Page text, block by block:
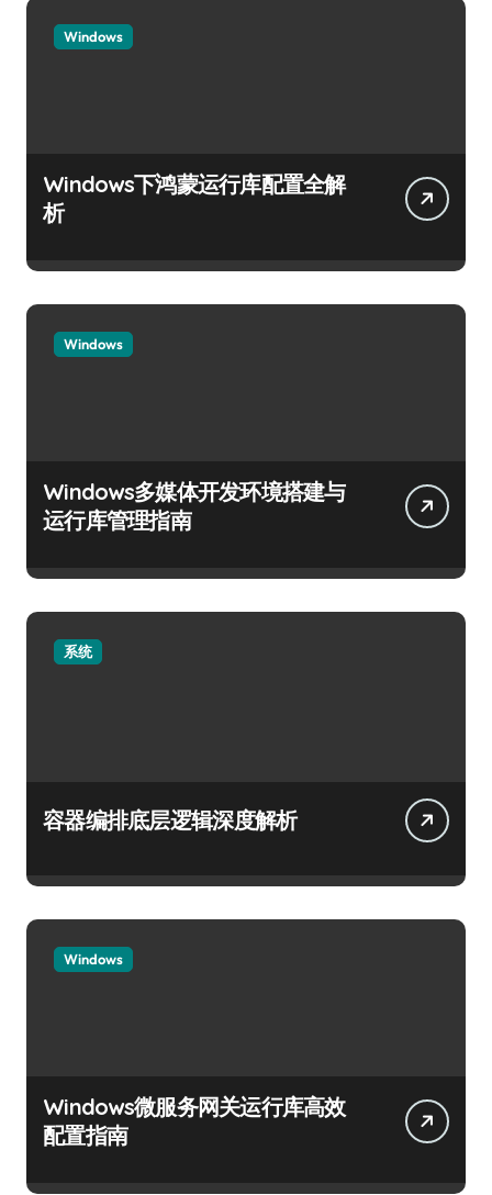
Windows
Windows下鸿蒙运行库配置全解
析
Windows
Windows多媒体开发环境搭建与
运行库管理指南
系统
容器编排底层逻辑深度解析
Windows
Windows微服务网关运行库高效
配置指南